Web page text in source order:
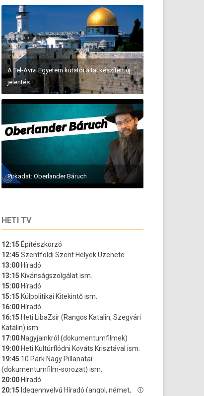
A Tel-Avivi Egyetem kutatói által készített új
jelentés...
Pirkadat: Oberlander Báruch
HETI TV